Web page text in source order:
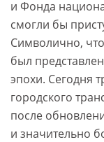
и Фонда
смогли бы
Символично,
был
эпохи. Сегодня
городского
после
и значительно